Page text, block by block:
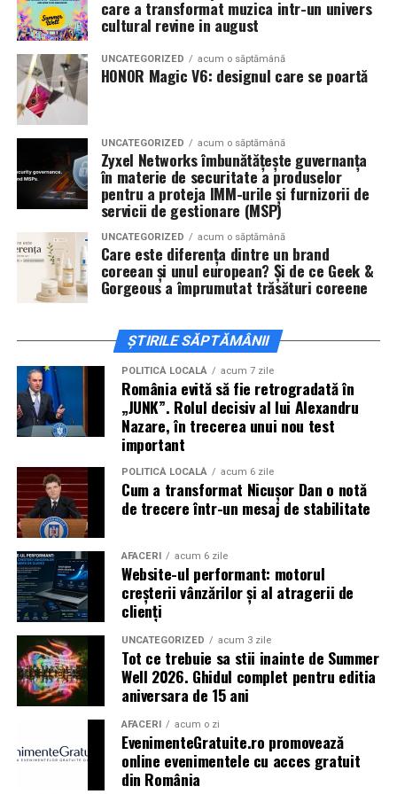
Necula, Alexandra Răduță.
De „Ziua Îndrăgostiților”, pe14 februarie, în Cinema
City Iulius Mall Suceava, de la 18:30, spectatorii sunt
invitați la film alături de regizorul
actoriiSergiu Costache, Vlad si Oana Gherman,
Alexandra Răduță.
Cineplexx Băneasa Shopping City
Bucureștigăzduiește o proiecție specială în prezența
întregii echipe pe15 februarie, de la 17:30.
ÎnCraiova , regizorul Paul Decuși actorii Sergiu
Costache, Azaleea Necula și Oana Gherman vor
Mall pe 16 februarie de la ora 18:00.
ActoriiVlad Gherman, Oana Gherman și Ioana
Ginghină
vin la întâlnirea cu publicul dinCinema City
Vivo! Pitești pe 17 februarie, de la 18:30și vor
participa la o discuție după proiecție, alături de
Paul Decu.
Caravana„În pielea mea”ajunge laCinema City
Shopping City Ploiești, pe 18 februarie, de la 18:30, la
proiecția specială introdusă de regizorul
alături de actoriiIoana State, Vlad și Oana Gherman,
Azaleea Necula și Gabriel Vatavu.
O comedie actuală și spumoasă, filmul
mea”este distribuit de T.R.I.B.E. Films.
TRAILER:https://bit.ly/InPieleaMea
Site oficial:inpieleamea.ro
Mai multe detalii, imagini de la filmări, fragmente din
film, declarații din partea actorilor și informații despre
concursuri sunt disponibile pe paginile social media ale
care a transformat muzica intr-un univers
cultural revine in august
UNCATEGORIZED acum o săptămână
HONOR Magic V6: designul care se poartă
UNCATEGORIZED acum o săptămână
Zyxel Networks îmbunătățește guvernanța
în materie de securitate a produselor
pentru a proteja IMM-urile și furnizorii de
servicii de gestionare (MSP)
UNCATEGORIZED acum o săptămână
Care este diferența dintre un brand
coreean și unul european? Și de ce Geek &
Gorgeous a împrumutat trăsături coreene
ȘTIRILE SĂPTĂMÂNII
POLITICĂ LOCALĂ acum 7 zile
România evită să fie retrogradată în
„JUNK”. Rolul decisiv al lui Alexandru
Nazare, în trecerea unui nou test
important
POLITICĂ LOCALĂ acum 6 zile
Cum a transformat Nicușor Dan o notă
de trecere într-un mesaj de stabilitate
AFACERI acum 6 zile
Website-ul performant: motorul
creșterii vânzărilor și al atragerii de
clienți
UNCATEGORIZED acum 3 zile
Tot ce trebuie sa stii inainte de Summer
Well 2026. Ghidul complet pentru editia
aniversara de 15 ani
AFACERI acum o zi
EvenimenteGratuite.ro promovează
online evenimentele cu acces gratuit
din România